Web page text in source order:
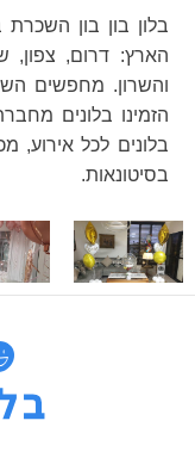
בלון בון בון
הארץ: דרום, צפון,
והשרון. מחפשים
הזמינו בלונים
בלונים לכל אירוע,
בסיטונאות.